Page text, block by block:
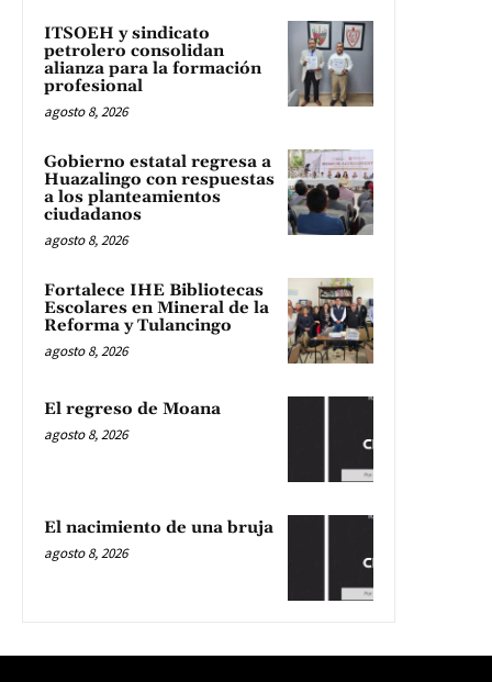
ITSOEH y sindicato
petrolero consolidan
alianza para la formación
profesional
agosto 8, 2026
Gobierno estatal regresa a
Huazalingo con respuestas
a los planteamientos
ciudadanos
agosto 8, 2026
Fortalece IHE Bibliotecas
Escolares en Mineral de la
Reforma y Tulancingo
agosto 8, 2026
El regreso de Moana
agosto 8, 2026
El nacimiento de una bruja
agosto 8, 2026